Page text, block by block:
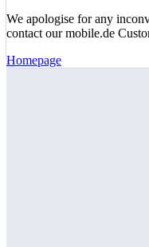
We apologise for any
contact our mobile.de
Homepage